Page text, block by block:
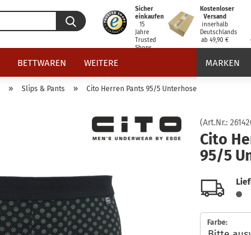
Suche...
Sicher
einkaufen
15
Jahre
Trusted
Shops
Kostenloser
Versand
innerhalb
Deutschlands
ab 49,90 €
BETTWAREN MARKEN
WEITERE
» Slips & Pants » Cito Herren Pants 95/5 Unterhose
(Art.Nr.:
Cito
95/5
Farbe: